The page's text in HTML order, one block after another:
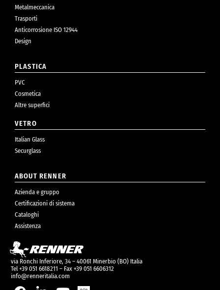
Metalmeccanica
Trasporti
Anticorrosione ISO 12944
Design
PLASTICA
PVC
Cosmetica
Altre superfici
VETRO
Italian Glass
Securglass
ABOUT RENNER
Azienda e gruppo
Certificazioni di sistema
Cataloghi
Assistenza
via Ronchi Inferiore, 34 – 40061 Minerbio (BO) Italia
Tel +39 051 6618211 – Fax +39 051 6606312
info@renneritalia.com